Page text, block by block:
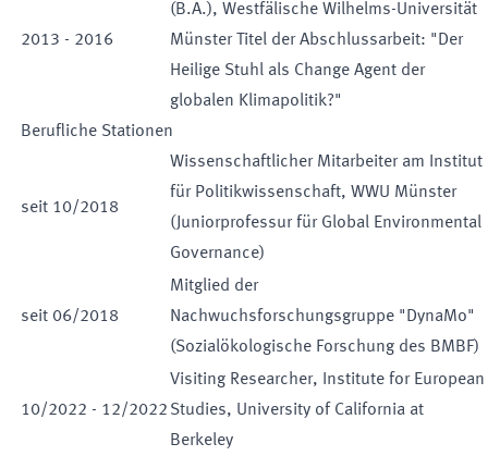
2013 - 2016
(B.A.), Westfälische Wilhelms-Universität
Münster Titel der Abschlussarbeit: "Der
Heilige Stuhl als Change Agent der
globalen Klimapolitik?"
Berufliche Stationen
seit 10/2018
Wissenschaftlicher Mitarbeiter am Institut
für Politikwissenschaft, WWU Münster
(Juniorprofessur für Global Environmental
Governance)
seit 06/2018
Mitglied der
Nachwuchsforschungsgruppe "DynaMo"
(Sozialökologische Forschung des BMBF)
10/2022 - 12/2022
Visiting Researcher, Institute for European
Studies, University of California at
Berkeley